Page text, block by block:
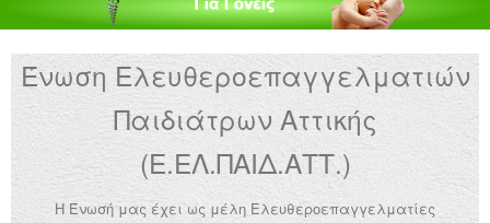
Ένωση Ελευθεροεπαγγελματιών
Παιδιάτρων Αττικής
(Ε.ΕΛ.ΠΑΙΔ.ΑΤΤ.)
Η Ένωσή μας έχει ως μέλη Ελευθεροεπαγγελματίες
Ανακοινώσεις
Εργαλεία για Παιδιάτρους
Χρήσιμα Links
Επεξεργασία Προφίλ